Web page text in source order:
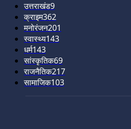
उत्तराखंड9
क्राइम362
मनोरंजन201
स्वास्थ्य143
धर्म143
सांस्कृतिक69
राजनैतिक217
सामाजिक103